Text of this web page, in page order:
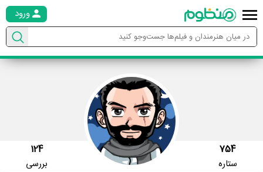
ورود
754
ستاره
124
بررسی